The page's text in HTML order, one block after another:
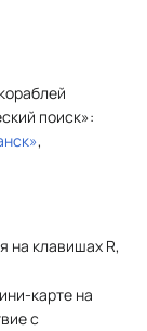
поиск»:
,
на клавишах R,
карте на
с